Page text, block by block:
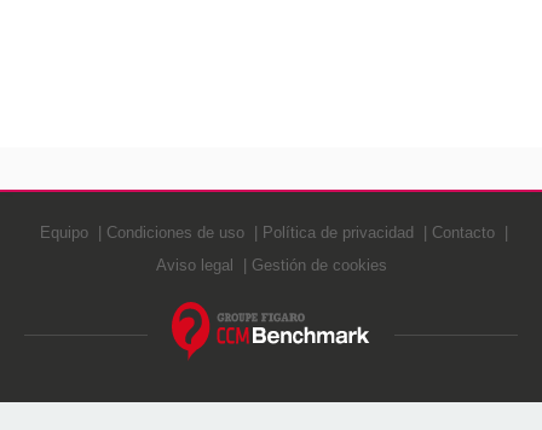
Equipo Condiciones de uso Política de privacidad
Contacto
Aviso legal
Gestión de cookies